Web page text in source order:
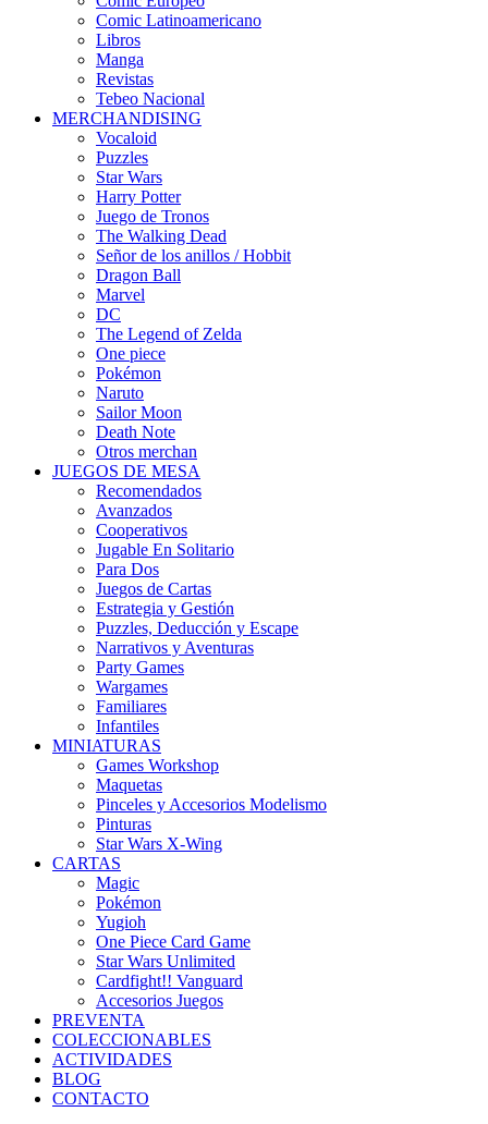
Comic Latinoamericano
Libros
Manga
Revistas
Tebeo Nacional
MERCHANDISING
Vocaloid
Puzzles
Star Wars
Harry Potter
Juego de Tronos
The Walking Dead
Señor de los anillos / Hobbit
Dragon Ball
Marvel
DC
The Legend of Zelda
One piece
Pokémon
Naruto
Sailor Moon
Death Note
Otros merchan
JUEGOS DE MESA
Recomendados
Avanzados
Cooperativos
Jugable En Solitario
Para Dos
Juegos de Cartas
Estrategia y Gestión
Puzzles, Deducción y Escape
Narrativos y Aventuras
Party Games
Wargames
Familiares
Infantiles
MINIATURAS
Games Workshop
Maquetas
Pinceles y Accesorios Modelismo
Pinturas
Star Wars X-Wing
CARTAS
Magic
Pokémon
Yugioh
One Piece Card Game
Star Wars Unlimited
Cardfight!! Vanguard
Accesorios Juegos
PREVENTA
COLECCIONABLES
ACTIVIDADES
BLOG
CONTACTO